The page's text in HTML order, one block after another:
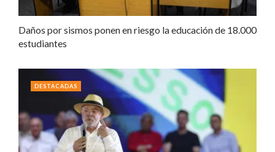
Daños por sismos ponen en riesgo la educación de 18.000
estudiantes
DESTACADAS